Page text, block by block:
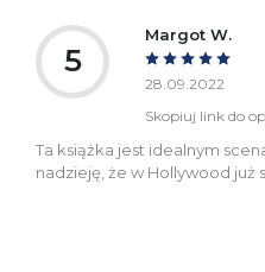
5
Margot W.
28.09.2022
Skopiuj link do
Ta książka jest idealnym
nadzieję, że w Hollywood już